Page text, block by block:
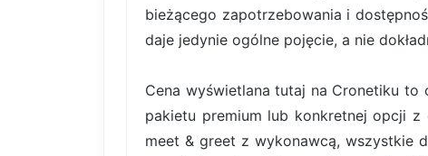
bieżącego zapotrzebowania i
daje jedynie ogólne pojęcie, a nie
Cena wyświetlana tutaj na Cronetiku to
pakietu premium lub konkretnej opcji
meet & greet z wykonawcą, wszystkie